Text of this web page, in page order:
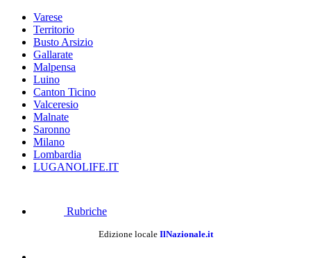
Varese
Territorio
Busto Arsizio
Gallarate
Malpensa
Luino
Canton Ticino
Valceresio
Malnate
Saronno
Milano
Lombardia
LUGANOLIFE.IT
Rubriche
Edizione locale IlNazionale.it